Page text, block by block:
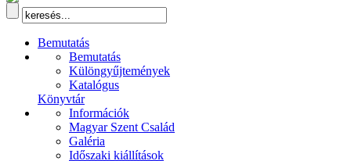
Bemutatás
Bemutatás
Különgyűjtemények
Katalógus
Könyvtár
Információk
Magyar Szent Család
Galéria
Időszaki kiállítások